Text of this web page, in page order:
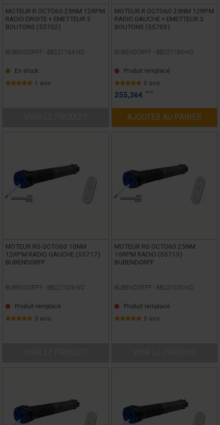
MOTEUR R OCTO60 25NM 12RPM
RADIO DROITE + EMETTEUR 3
BOUTONS (55702)
BUBENDORFF - BB221184-NO
En stock
1 avis
MOTEUR R OCTO60 25NM 12RPM
RADIO GAUCHE + EMETTEUR 3
BOUTONS (55703)
BUBENDORFF - BB221185-NO
Produit remplacé
0 avis
255,36€ TTC
AJOUTER AU PANIER
MOTEUR RG OCTO60 10NM
12RPM RADIO GAUCHE (55717)
BUBENDORFF
BUBENDORFF - BB221029-NO
Produit remplacé
0 avis
MOTEUR RG OCTO60 25NM
16RPM RADIO (55713)
BUBENDORFF
BUBENDORFF - BB221030-NO
Produit remplacé
0 avis